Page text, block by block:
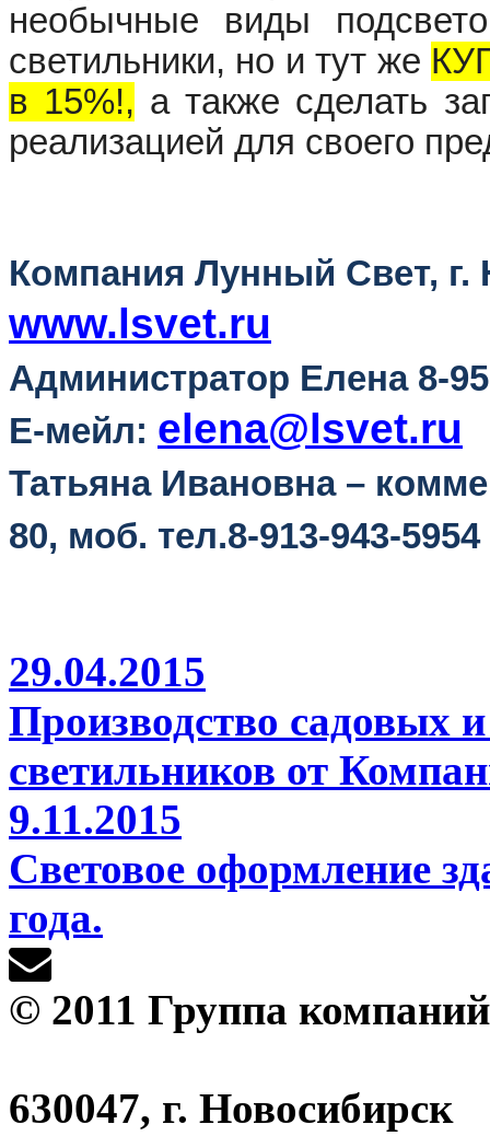
необычные виды
светильники, но и тут же
в 15%!, а также сделать
реализацией для своего
Компания Лунный Свет, г.
www.lsvet.ru
Администратор Елена 8-
Е-мейл: elena@lsvet.ru
Татьяна Ивановна –
80, моб. тел.8-913-943-5954
29.04.2015
Производство садовых
светильников от
9.11.2015
Световое оформление
года.
© 2011 Группа
630047, г. Новосибирск